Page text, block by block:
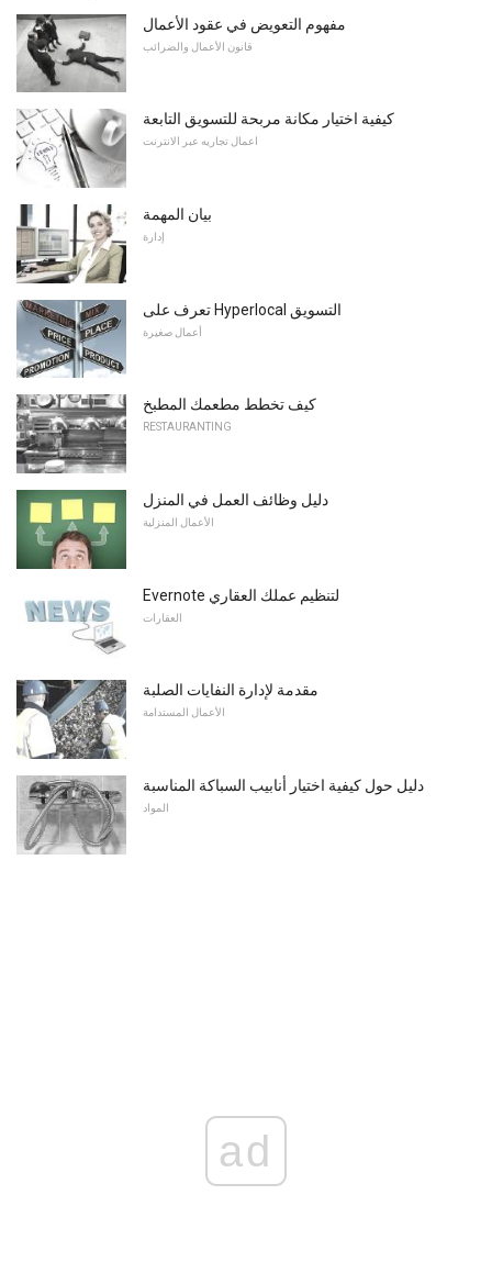
مفهوم التعويض في عقود الأعمال
قانون الأعمال والضرائب
كيفية اختيار مكانة مربحة للتسويق التابعة
اعمال تجاريه عبر الانترنت
بيان المهمة
إدارة
تعرف على Hyperlocal التسويق
أعمال صغيرة
كيف تخطط مطعمك المطبخ
RESTAURANTING
دليل وظائف العمل في المنزل
الأعمال المنزلية
Evernote لتنظيم عملك العقاري
العقارات
مقدمة لإدارة النفايات الصلبة
الأعمال المستدامة
دليل حول كيفية اختيار أنابيب السباكة المناسبة
المواد
ad